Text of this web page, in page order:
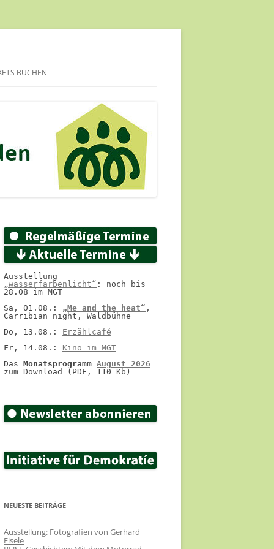
BUCHEN
„wasserfarbenlicht“ : noch bis
28.08 im MGT
Sa, 01.08.: „Me and the heat“ ,
Carribian night, Waldbühne
Do, 13.08.: Erzählcafé
Fr, 14.08.: Kino im MGT
Das Monatsprogramm August 2026
zum Download (PDF, 110 Kb)
NEUESTE BEITRÄGE
Ausstellung: Fotografien von Gerhard
Eisele